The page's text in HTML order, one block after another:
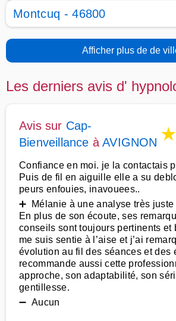
Montcuq - 46800
Afficher plus de de
Les derniers avis d'
Avis sur Cap-
Bienveillance àAVIGNON ★
Confiance en moi. je la contactais
Puis de fil en aiguille elle a su
peurs enfouies, inavouees..
➕ Mélanie à une analyse très
En plus de son écoute, ses
conseils sont toujours pertinents et
me suis sentie à l’aise et j’ai
évolution au fil des séances et des
recommande aussi cette
approche, son adaptabilité, son
gentillesse.
➖ Aucun